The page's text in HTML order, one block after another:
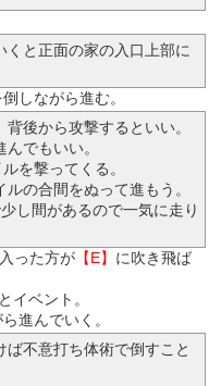
と正面の家の入口上部に
しながら進む。
後から攻撃するといい。
でもいい。
を撃ってくる。
の合間をぬって進もう。
し間があるので一気に走り
った方が 【E】 に吹き飛ば
イベント。
進んでいく。
不意打ち体術で倒すこと